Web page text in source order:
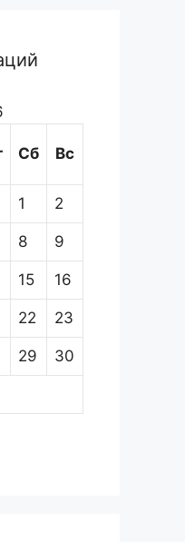
Сб Вс
1 2
8 9
15 16
22 23
29 30